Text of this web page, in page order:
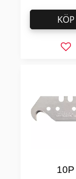
KÖP
10P